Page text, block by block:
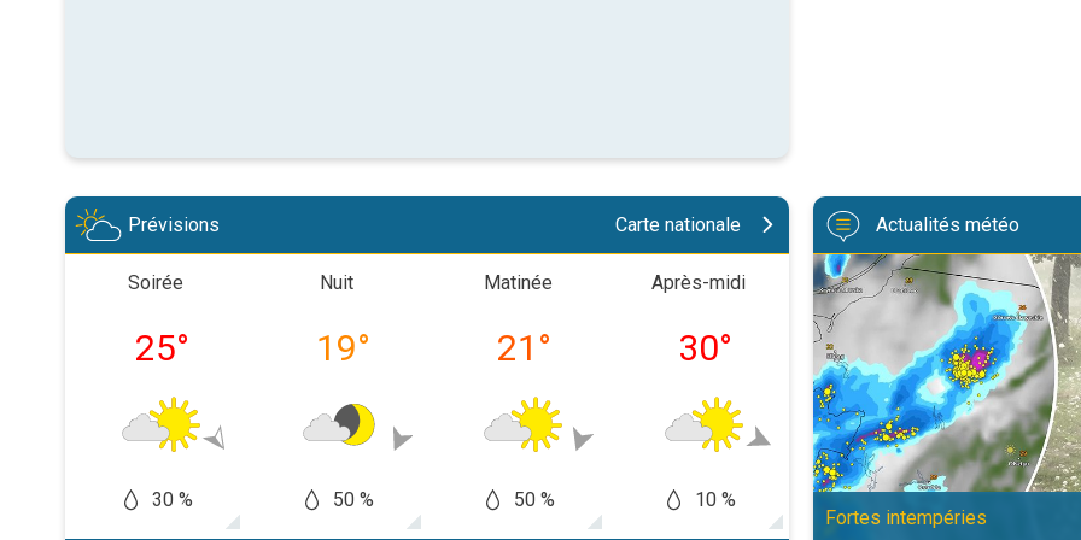
Prévisions Carte nationale
Soirée
25°
30 %
Nuit
19°
50 %
Matinée
21 °
50 %
Après-midi
30°
10 %
Soirée
25 °
50 %
Nuit
18
Actualités météo
Orage de grêle gigantesque en
Fortes intempéries